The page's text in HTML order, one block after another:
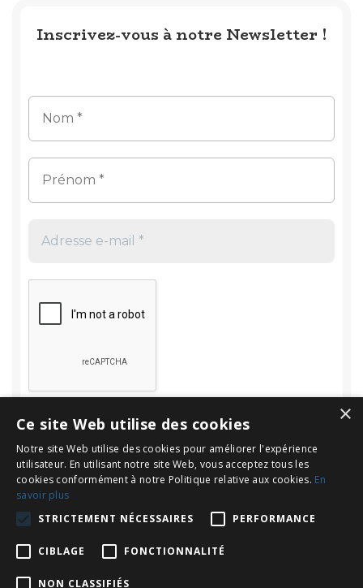
Inscrivez-vous à notre Newsletter !
Rechercher
Rechercher :
×
Ce site Web utilise des cookies
Notre site Web utilise des cookies pour améliorer l'expérience
utilisateur. En utilisant notre site Web, vous acceptez tous les
cookies conformément à notre Politique relative aux cookies. En
savoir plus
STRICTEMENT NÉCESSAIRES
PERFORMANCE
CIBLAGE FONCTIONNALITÉ
NON CLASSIFIÉS